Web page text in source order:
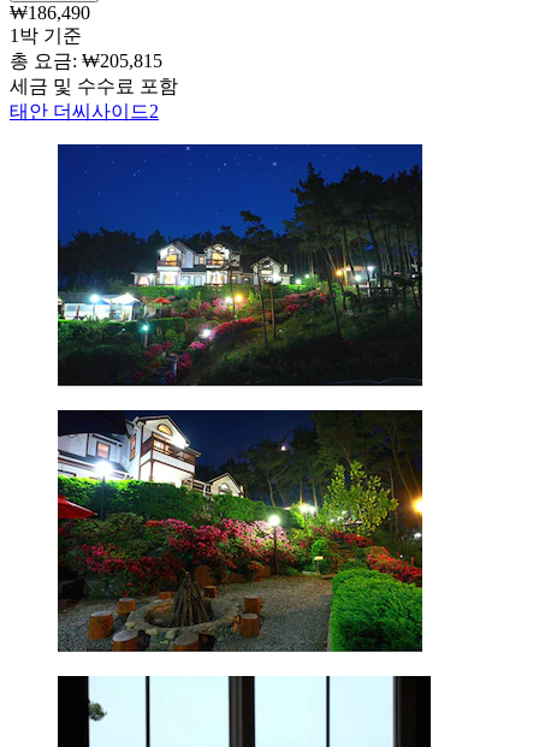
₩186,490
1박 기준
총 요금: ₩205,815
세금 및 수수료 포함
태안 더씨사이드2